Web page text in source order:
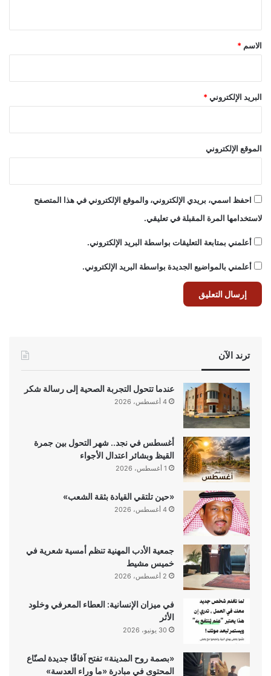
*
الاسم *
البريد الإلكتروني*
الموقع الإلكتروني
احفظ اسمي، بريدي الإلكتروني، والموقع الإلكتروني في هذا المتصفح
لاستخدامها المرة المقبلة في تعليقي.
أعلمني بمتابعة التعليقات بواسطة البريد الإلكتروني.
أعلمني بالمواضيع الجديدة بواسطة البريد الإلكتروني.
ترند الآن
عندما تتحول التجربة الصحية إلى رسالة شكر
4 أغسطس، 2026
أغسطس في نجد.. شهر التحول بين جمرة
القيظ وبشائر اعتدال الأجواء
1 أغسطس، 2026
«حين تلتقي القيادة بثقة الشعب»
4 أغسطس، 2026
جمعية الأدب المهنية تنظم أمسية شعرية في
خميس مشيط
2 أغسطس، 2026
في ميزان الإنسانية: العطاء المعرفي وخلود
الأثر
30 يونيو، 2026
«بصمة روح المدينة» تفتح آفاقًا جديدة لصنّاع
المحتوى في مبادرة «ما وراء العدسة»